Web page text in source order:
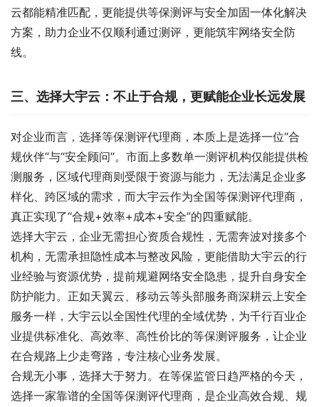
云都能精准匹配，更能提供等保测评与安全加固一体化解决
方案，助力企业不仅顺利通过测评，更能筑牢网络安全防
线。
三、选择大宇云：不止于合规，更赋能企业长远发展
对企业而言，选择等保测评代理商，本质上是选择一位“合
规伙伴”与“安全顾问”。市面上多数单一测评机构仅能提供检
测服务，区域代理商则受限于资源与能力，无法满足企业多
样化、跨区域的需求，而大宇云作为全国等保测评代理商，
真正实现了“合规+效率+成本+安全”的四重赋能。
选择大宇云，企业无需担心资质合规性，无需奔波对接多个
机构，无需承担隐性成本与整改风险，更能借助大宇云的行
业经验与资源优势，提前规避网络安全隐患，提升自身安全
防护能力。正如天翼云、移动云等头部服务商深耕云上安全
服务一样，大宇云以全国性代理的全域优势，为千行百业企
业提供标准化、高效率、高性价比的等保测评服务，让企业
在合规路上少走弯路，专注核心业务发展。
合规无小事，选择大于努力。在等保监管日趋严格的今天，
选择一家靠谱的全国等保测评代理商，是企业高效合规、规